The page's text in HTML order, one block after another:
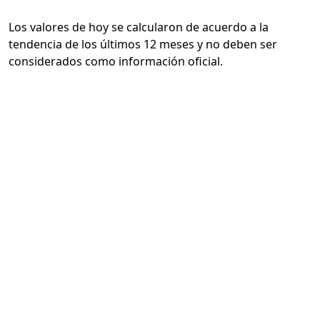
Los valores de hoy se calcularon de acuerdo a la
tendencia de los últimos 12 meses y no deben ser
considerados como información oficial.